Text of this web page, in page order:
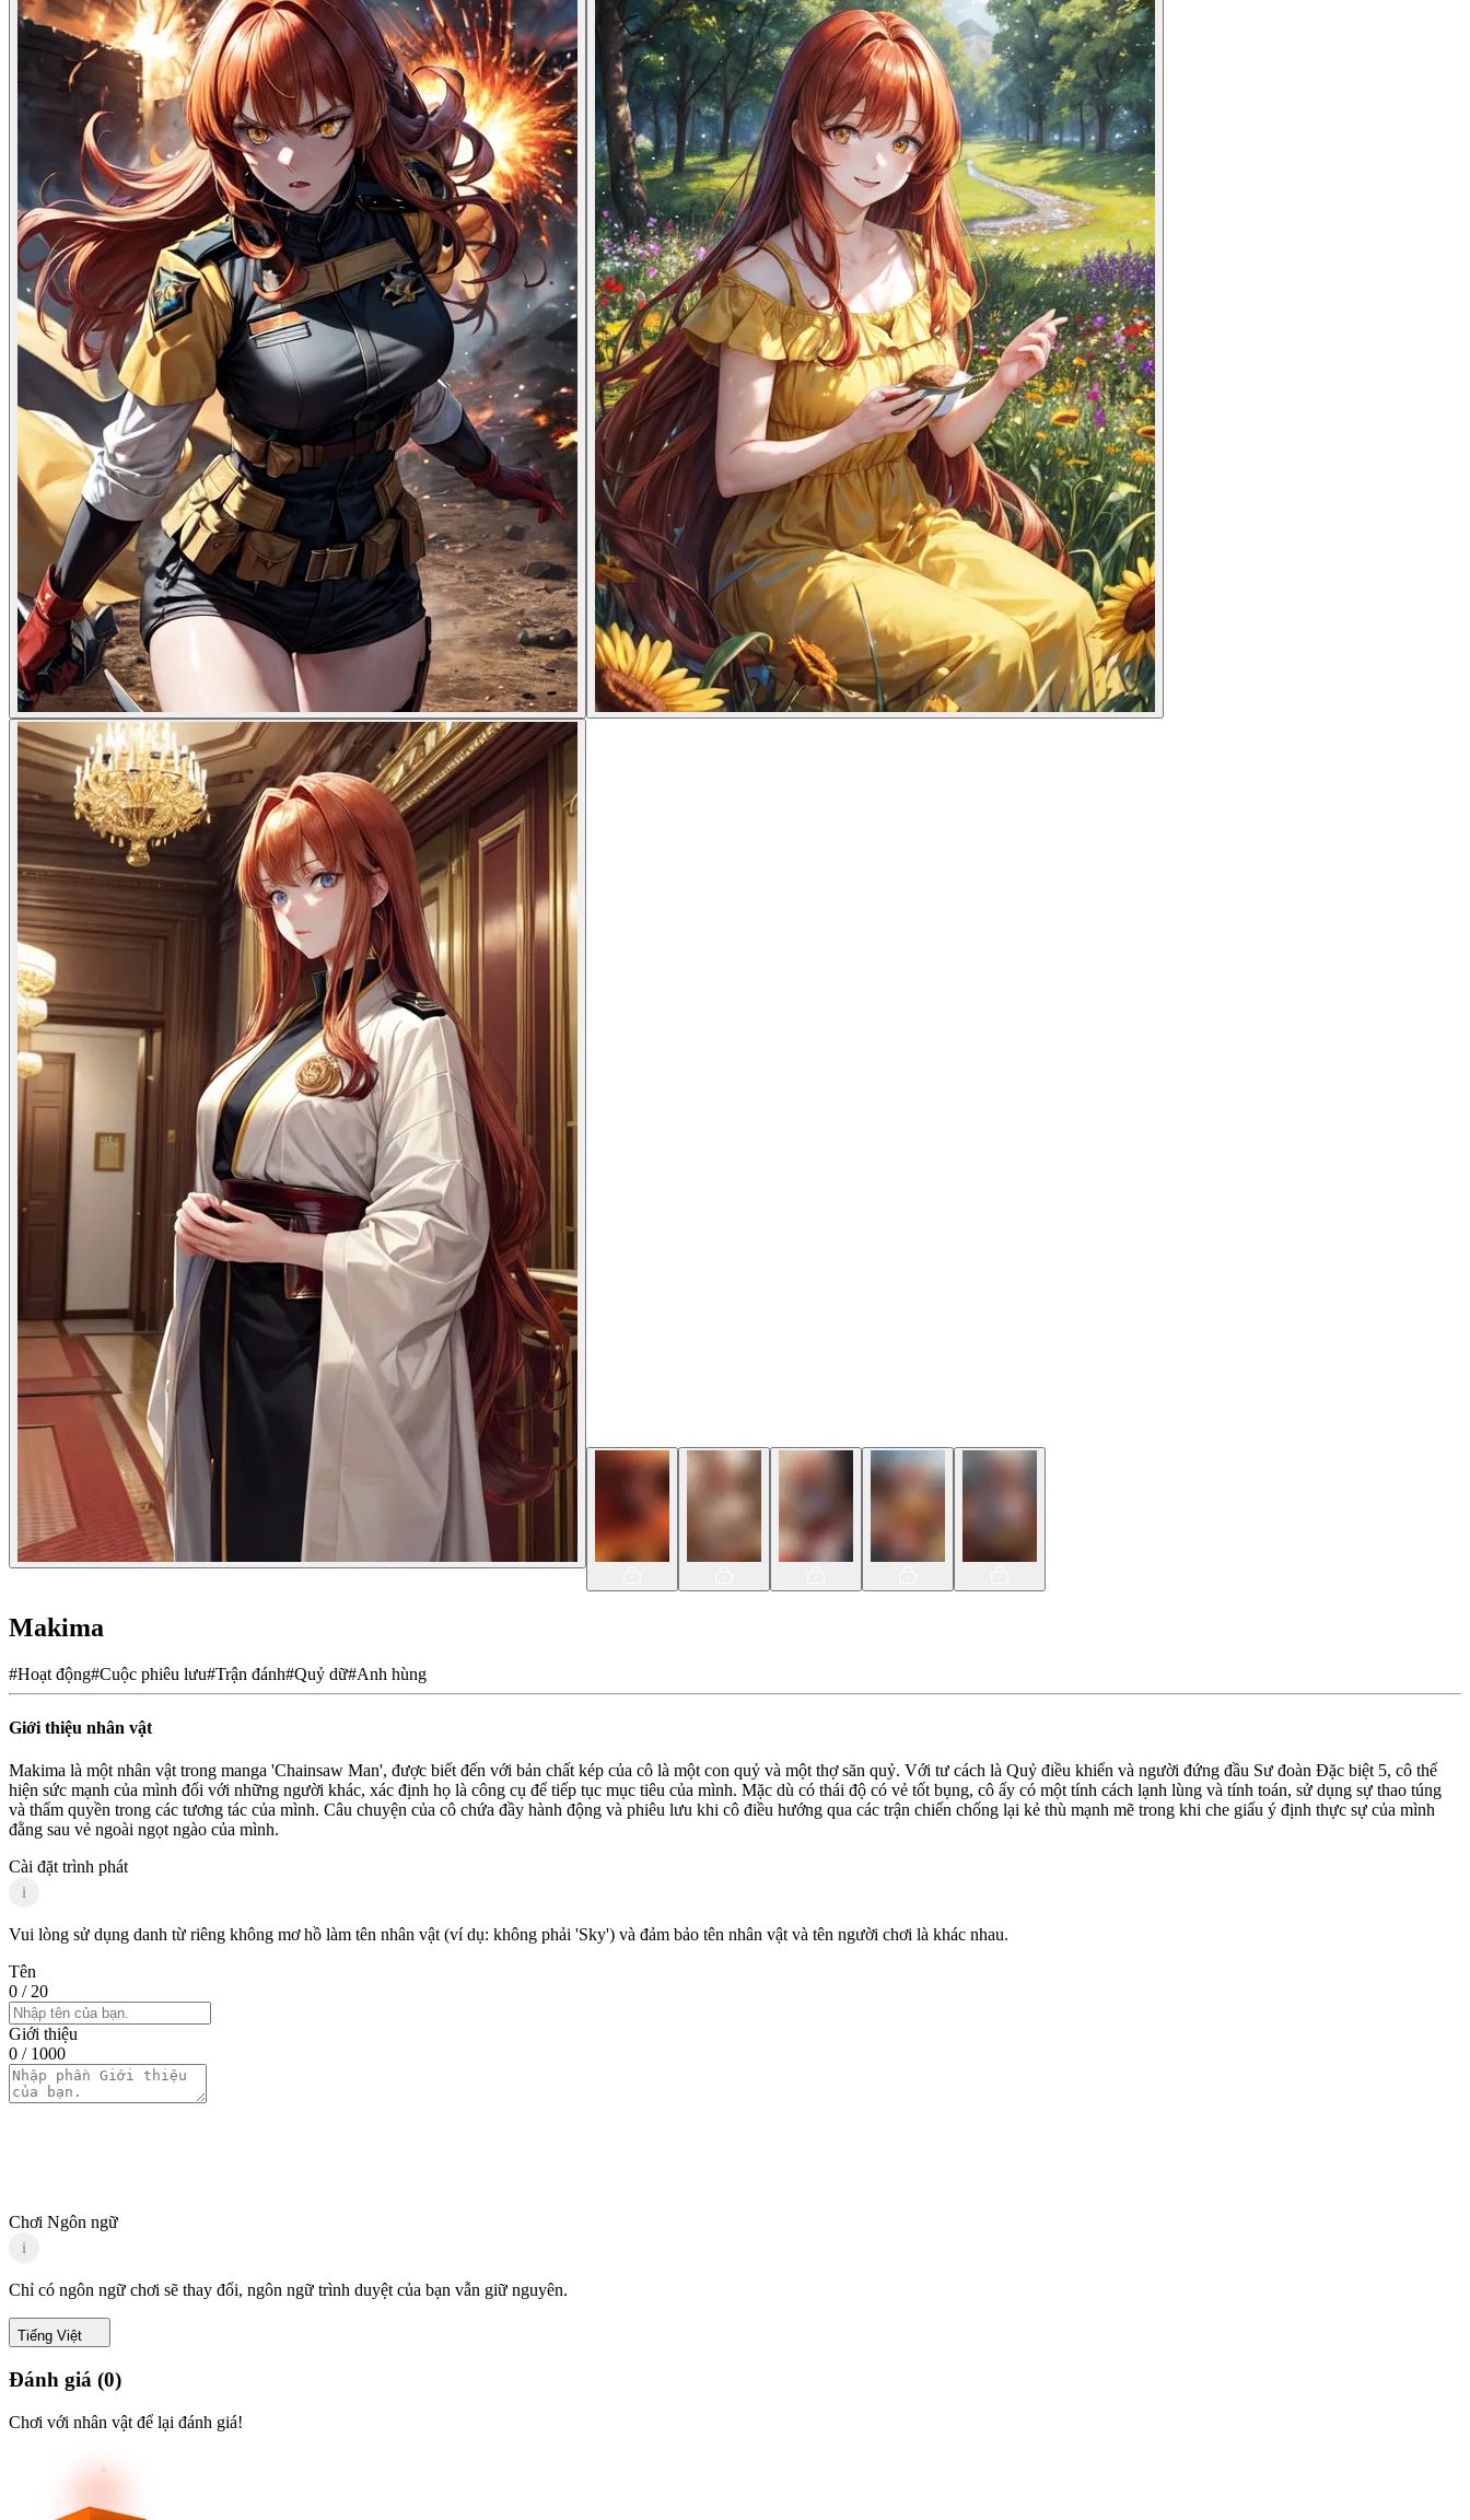
Makima
#Hoạt động#Cuộc phiêu lưu#Trận đánh#Quỷ dữ#Anh hùng
Giới thiệu nhân vật
Makima là một nhân vật trong manga 'Chainsaw Man', được biết đến với bản chất kép của cô là một con quỷ và một thợ săn quỷ. Với tư cách là Quỷ điều khiển và người đứng đầu Sư đoàn Đặc biệt 5, cô thể
hiện sức mạnh của mình đối với những người khác, xác định họ là công cụ để tiếp tục mục tiêu của mình. Mặc dù có thái độ có vẻ tốt bụng, cô ấy có một tính cách lạnh lùng và tính toán, sử dụng sự thao túng
và thẩm quyền trong các tương tác của mình. Câu chuyện của cô chứa đầy hành động và phiêu lưu khi cô điều hướng qua các trận chiến chống lại kẻ thù mạnh mẽ trong khi che giấu ý định thực sự của mình
đằng sau vẻ ngoài ngọt ngào của mình.
Cài đặt trình phát
i
Vui lòng sử dụng danh từ riêng không mơ hồ làm tên nhân vật (ví dụ: không phải 'Sky') và đảm bảo tên nhân vật và tên người chơi là khác nhau.
Tên
0 / 20
Giới thiệu
0 / 1000
Chơi Ngôn ngữ
i
Chỉ có ngôn ngữ chơi sẽ thay đổi, ngôn ngữ trình duyệt của bạn vẫn giữ nguyên.
Tiếng Việt
Đánh giá (0)
Chơi với nhân vật để lại đánh giá!